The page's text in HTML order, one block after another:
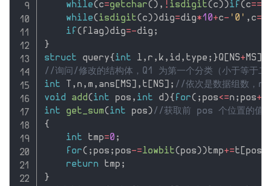
while(c=getchar() , ! isdigit(c))if (c==
while(isdigit(c))dig=dig*10+c- '0' , c=
if ( flag)dig=-dig ;
}
struct query{int l , r , k , id , type ; }Q [NS+MS]
//询问/修改的结构体，Q1 为第一个分类（小于等于二
int T , n , m , ans [MS] , t [NS] ; //依次是数据组数，n
void
add(int pos , int d){ for( ; pos<=n ; pos+
int
get_sum(int pos) //获取前 pos 个位置的值
{
int tmp=0 ;
for( ; pos ; pos-=lowbit(pos))tmp+=t [pos
return tmp ;
}